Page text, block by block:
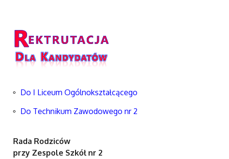
Do I Liceum Ogólnokształcącego
Do Technikum Zawodowego nr 2
Rada Rodziców
przy Zespole Szkół nr 2